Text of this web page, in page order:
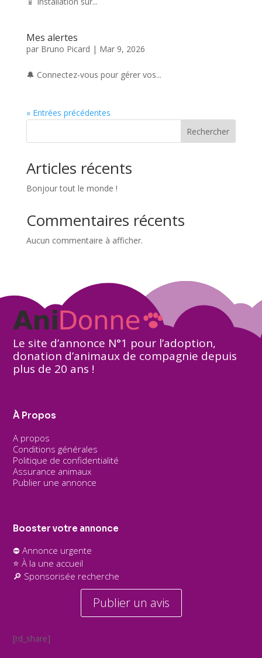
Mes alertes
par Bruno Picard | Mar 9, 2026
🔔 Connectez-vous pour gérer vos...
« Entrées précédentes
Rechercher
Articles récents
Bonjour tout le monde !
Commentaires récents
Aucun commentaire à afficher.
Le site d’annonce N°1 pour l’adoption,
donation d’animaux de compagnie depuis
plus de 20 ans !
À Propos
A propos
Conditions générales
Politique de confidentialité
Assurance animaux
Publier une annonce
Booster votre annonce
⛔ Annonce urgente
⭐ À la une accueil
🔎 Sponsorisée recherche
Publier un avis
[rd_share]